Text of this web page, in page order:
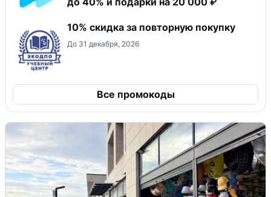
10% скидка за повторную покупку
До 31 декабря, 2026
Все промокоды